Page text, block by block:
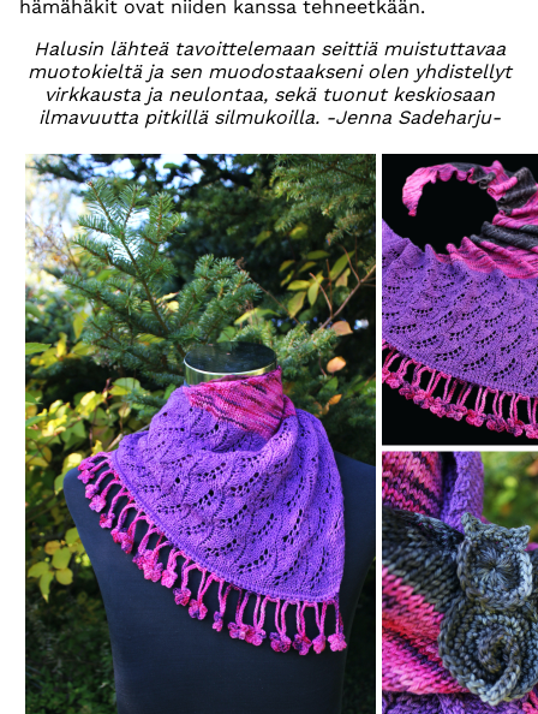
hämähäkit ovat niiden kanssa tehneetkään.
Halusin lähteä tavoittelemaan seittiä muistuttavaa
muotokieltä ja sen muodostaakseni olen yhdistellyt
virkkausta ja neulontaa, sekä tuonut keskiosaan
ilmavuutta pitkillä silmukoilla. -Jenna Sadeharju-